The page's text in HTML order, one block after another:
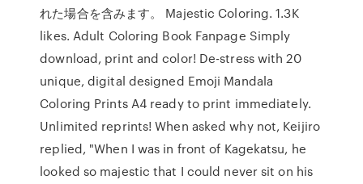
れた場合を含みます。 Majestic Coloring. 1.3K
likes. Adult Coloring Book Fanpage Simply
download, print and color! De-stress with 20
unique, digital designed Emoji Mandala
Coloring Prints A4 ready to print immediately.
Unlimited reprints! When asked why not, Keijiro
replied, "When I was in front of Kagekatsu, he
looked so majestic that I could never sit on his